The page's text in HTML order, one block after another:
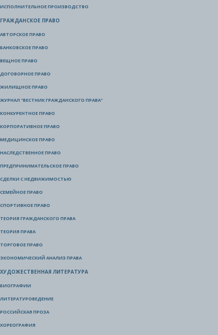
ИСПОЛНИТЕЛЬНОЕ ПРОИЗВОДСТВО
ГРАЖДАНСКОЕ ПРАВО
АВТОРСКОЕ ПРАВО
БАНКОВСКОЕ ПРАВО
ВЕЩНОЕ ПРАВО
ДОГОВОРНОЕ ПРАВО
ЖИЛИЩНОЕ ПРАВО
ЖУРНАЛ "ВЕСТНИК ГРАЖДАНСКОГО ПРАВА"
КОНКУРЕНТНОЕ ПРАВО
КОРПОРАТИВНОЕ ПРАВО
МЕДИЦИНСКОЕ ПРАВО
НАСЛЕДСТВЕННОЕ ПРАВО
ПРЕДПРИНИМАТЕЛЬСКОЕ ПРАВО
СДЕЛКИ С НЕДВИЖИМОСТЬЮ
СЕМЕЙНОЕ ПРАВО
СПОРТИВНОЕ ПРАВО
ТЕОРИЯ ГРАЖДАНСКОГО ПРАВА
ТЕОРИЯ ПРАВА
ТОРГОВОЕ ПРАВО
ЭКОНОМИЧЕСКИЙ АНАЛИЗ ПРАВА
ХУДОЖЕСТВЕННАЯ ЛИТЕРАТУРА
БИОГРАФИИ
ЛИТЕРАТУРОВЕДЕНИЕ
РОССИЙСКАЯ ПРОЗА
ХОРЕОГРАФИЯ